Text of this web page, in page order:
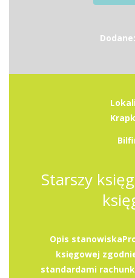
Starszy
Opis
księgowej
standardami